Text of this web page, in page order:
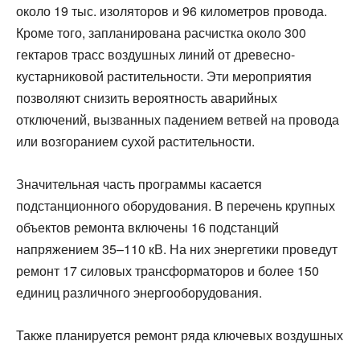
около 19 тыс. изоляторов и 96 километров провода.
Кроме того, запланирована расчистка около 300
гектаров трасс воздушных линий от древесно-
кустарниковой растительности. Эти мероприятия
позволяют снизить вероятность аварийных
отключений, вызванных падением ветвей на провода
или возгоранием сухой растительности.
Значительная часть программы касается
подстанционного оборудования. В перечень крупных
объектов ремонта включены 16 подстанций
напряжением 35–110 кВ. На них энергетики проведут
ремонт 17 силовых трансформаторов и более 150
единиц различного энергооборудования.
Также планируется ремонт ряда ключевых воздушных